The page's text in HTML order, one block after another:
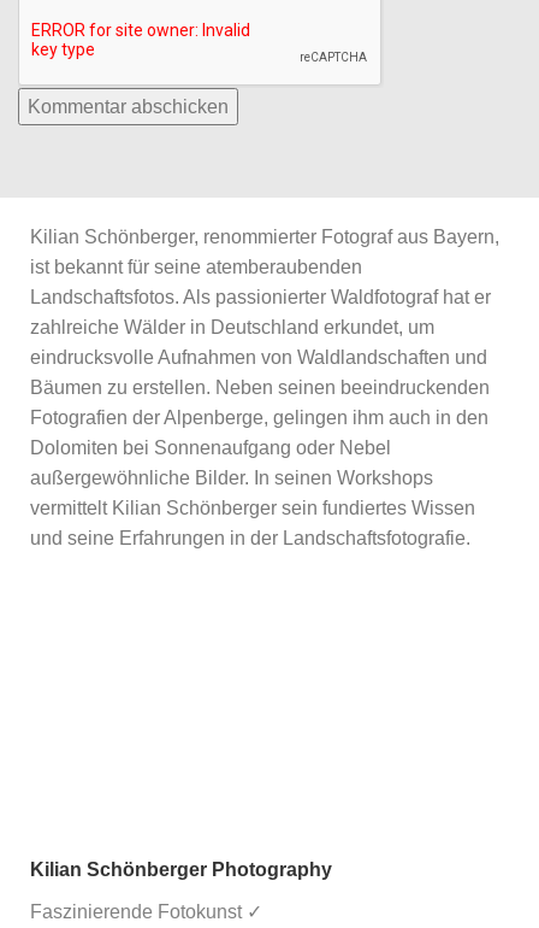
Kilian Schönberger, renommierter Fotograf aus Bayern,
ist bekannt für seine atemberaubenden
Landschaftsfotos. Als passionierter Waldfotograf hat er
zahlreiche Wälder in Deutschland erkundet, um
eindrucksvolle Aufnahmen von Waldlandschaften und
Bäumen zu erstellen. Neben seinen beeindruckenden
Fotografien der Alpenberge, gelingen ihm auch in den
Dolomiten bei Sonnenaufgang oder Nebel
außergewöhnliche Bilder. In seinen Workshops
vermittelt Kilian Schönberger sein fundiertes Wissen
und seine Erfahrungen in der Landschaftsfotografie.
Kilian Schönberger Photography
Faszinierende Fotokunst ✓